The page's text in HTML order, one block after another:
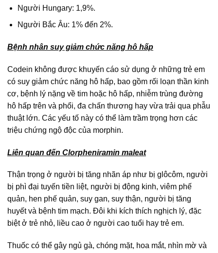
Người Hungary: 1,9%.
Người Bắc Âu: 1% đến 2%.
Bệnh nhân suy giảm chức năng hô hấp
Codein không được khuyến cáo sử dụng ở những trẻ em
có suy giảm chức năng hô hấp, bao gồm rối loạn thần kinh
cơ, bệnh lý nặng về tim hoặc hô hấp, nhiễm trùng đường
hô hấp trên và phổi, đa chấn thương hay vừa trải qua phẫu
thuật lớn. Các yếu tố này có thể làm trầm trọng hơn các
triệu chứng ngộ độc của morphin.
Liên quan đến Clorpheniramin maleat
Thận trọng ở người bị tăng nhãn áp như bị glôcôm, người
bị phì đại tuyến tiền liệt, người bị động kinh, viêm phế
quản, hen phế quản, suy gan, suy thận, người bị tăng
huyết và bệnh tim mạch. Đôi khi kích thích nghịch lý, đặc
biệt ở trẻ nhỏ, liều cao ở người cao tuổi hay trẻ em.
Thuốc có thể gây ngủ gà, chóng mặt, hoa mắt, nhìn mờ và